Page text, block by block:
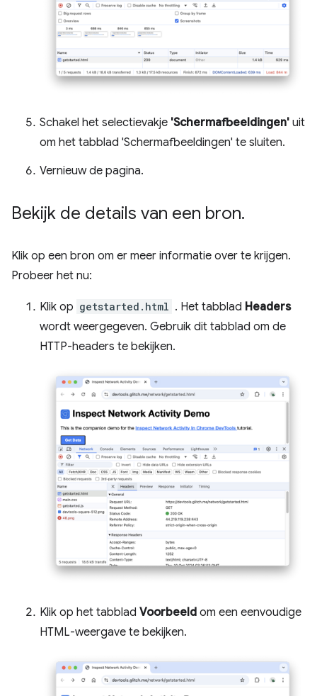
Schakel het selectievakje 'Schermafbeeldingen' uit
om het tabblad 'Schermafbeeldingen' te sluiten.
Vernieuw de pagina.
Bekijk de details van een bron.
Klik op een bron om er meer informatie over te krijgen.
Probeer het nu:
Klik op getstarted.html . Het tabblad Headers
wordt weergegeven. Gebruik dit tabblad om de
HTTP-headers te bekijken.
Klik op het tabblad Voorbeeld om een ​​eenvoudige
HTML-weergave te bekijken.